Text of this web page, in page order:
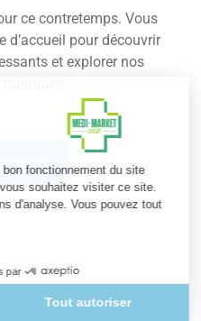
ce contretemps. Vous
d’accueil pour découvrir
et explorer nos